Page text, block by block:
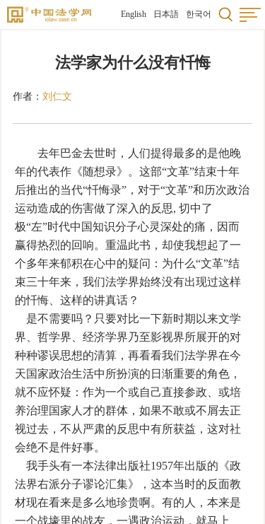
English 日本語 한국어
法学家为什么没有忏悔
作者： 刘仁文
去年巴金去世时，人们提得最多的是他晚
年的代表作《随想录》。这部“文革”结束十年
后推出的当代“忏悔录”，对于“文革”和历次政治
运动造成的伤害做了深入的反思, 切中了
极“左”时代中国知识分子心灵深处的痛，因而
赢得热烈的回响。重温此书，却使我想起了一
个多年来郁积在心中的疑问：为什么“文革”结
束三十年来，我们法学界始终没有出现过这样
的忏悔、这样的讲真话？
是不需要吗？只要对比一下新时期以来文学
界、哲学界、经济学界乃至影视界所展开的对
种种谬误思想的清算，再看看我们法学界在今
天国家政治生活中所扮演的日渐重要的角色，
就不应怀疑：作为一个或自己直接参政、或培
养治理国家人才的群体，如果不敢或不屑去正
视过去，不从严肃的反思中有所获益，这对社
会绝不是件好事。
我手头有一本法律出版社1957年出版的《政
法界右派分子谬论汇集》，这本当时的反面教
材现在看来是多么地珍贵啊。有的人，本来是
一个战壕里的战友，一遇政治运动，就马上